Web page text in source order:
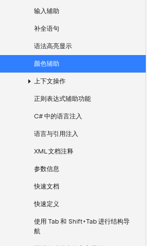
输入辅助
补全语句
语法高亮显示
颜色辅助
上下文操作
正则表达式辅助功能
C# 中的语言注入
语言与引用注入
XML 文档注释
参数信息
快速文档
快速定义
使用 Tab 和 Shift+Tab 进行结构导
航